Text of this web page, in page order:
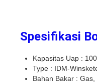
Spesifikasi
Kapasitas Uap :
Type : IDM-
Bahan Bakar :